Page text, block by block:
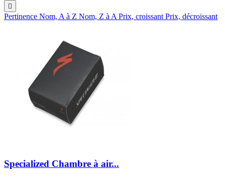

Pertinence Nom, A à Z Nom, Z à A Prix, croissant Prix, décroissant
Specialized Chambre à air...